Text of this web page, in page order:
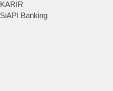
KARIR
SiAPI Banking